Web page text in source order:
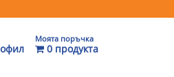
Моята поръчка
0 продукта